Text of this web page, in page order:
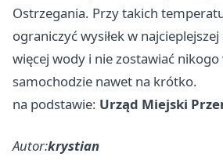
Ostrzegania. Przy takich
ograniczyć wysiłek w
więcej wody i nie zostawiać
samochodzie nawet na krótko.
na podstawie: Urząd Miejski
Autor:krystian